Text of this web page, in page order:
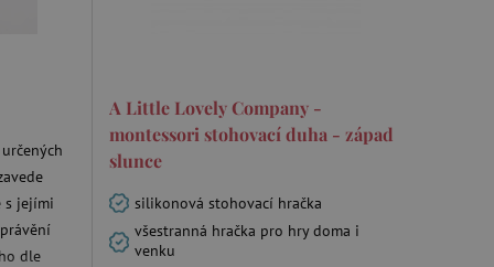
s jejími
dle
A Little Lovely Company -
montessori stohovací duha - západ
slunce
silikonová stohovací hračka
všestranná hračka pro hry doma i
venku
vztahu k Pinterest
použití CORS po
soubory cookie
založených na